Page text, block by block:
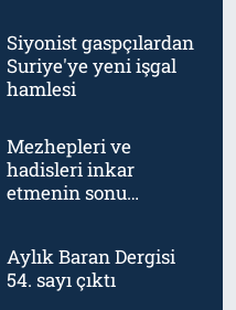
Siyonist gaspçılardan
Suriye'ye yeni işgal
hamlesi
Mezhepleri ve
hadisleri inkar
etmenin sonu
Aylık Baran Dergisi
54. sayı çıktı